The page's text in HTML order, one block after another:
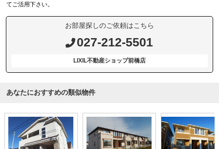
てご活用下さい。
お部屋探しのご依頼はこちら
027-212-5501
LIXIL不動産ショップ前橋店
あなたにおすすめの類似物件